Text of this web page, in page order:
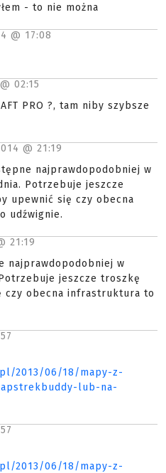
- to nie można
@ 17:08
02:15
PRO ?, tam niby szybsze
@ 21:19
najprawdopodobniej w
Potrzebuje jeszcze
upewnić się czy obecna
udźwignie.
21:19
najprawdopodobniej w
jeszcze troszkę
czy obecna infrastruktura to
2013/06/18/mapy-z-
lub-na-
2013/06/18/mapy-z-